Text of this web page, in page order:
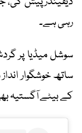
رہی ہے۔
سوشل میڈیا پر
ساتھ خوشگوار
کے بیٹے آگستیہ